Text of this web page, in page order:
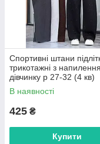
Спортивні штани
трикотажні з
дівчинку р 27-32 (4 кв)
"FLAMINGO" купити
Одесі на 7 км
В наявності
425 ₴
Купити